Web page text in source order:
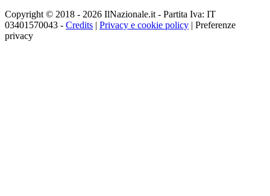
Copyright © 2018 - 2026 IlNazionale.it - Partita Iva: IT
03401570043 - Credits | Privacy e cookie policy | Preferenze
privacy